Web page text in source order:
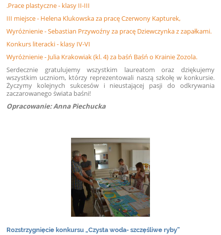
.Prace plastyczne - klasy II-III
III miejsce - Helena Klukowska za pracę Czerwony Kapturek,
Wyróżnienie - Sebastian Przywoźny za pracę Dziewczynka z zapałkami.
Konkurs literacki - klasy IV-VI
Wyróżnienie - Julia Krakowiak (kl. 4) za baśń Baśń o Krainie Zozola.
Serdecznie gratulujemy wszystkim laureatom oraz dziękujemy
wszystkim uczniom, którzy reprezentowali naszą szkołę w konkursie.
Życzymy kolejnych sukcesów i nieustającej pasji do odkrywania
zaczarowanego świata baśni!
Opracowanie: Anna Piechucka
Rozstrzygnięcie konkursu „Czysta woda- szczęśliwe ryby”